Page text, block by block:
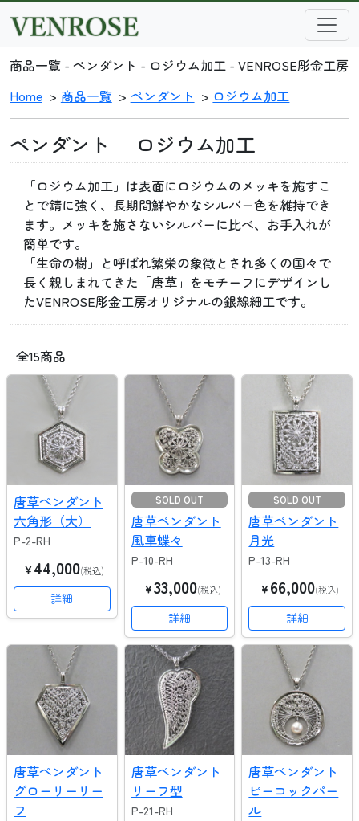
商品一覧 - ペンダント - ロジウム加工 - VENROSE彫金工房
Home
商品一覧 ペンダント ロジウム加工
ペンダント ロジウム加工
「ロジウム加工」は表面にロジウムのメッキを施すこ
とで錆に強く、長期間鮮やかなシルバー色を維持でき
ます。メッキを施さないシルバーに比べ、お手入れが
簡単です。
「生命の樹」と呼ばれ繁栄の象徴とされ多くの国々で
長く親しまれてきた「唐草」をモチーフにデザインし
たVENROSE彫金工房オリジナルの銀線細工です。
全15商品
唐草ペンダント
六角形（大）
P-2-RH
￥44,000(税込)
詳細
SOLD OUT
唐草ペンダント
風車蝶々
P-10-RH
￥33,000(税込)
詳細
SOLD OUT
唐草ペンダント
月光
P-13-RH
￥66,000(税込)
詳細
唐草ペンダント
グローリーリー
フ
唐草ペンダント
リーフ型
P-21-RH
唐草ペンダント
ピーコックパー
ル